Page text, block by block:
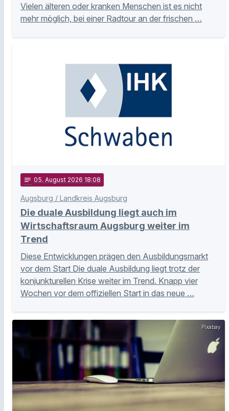
Vielen älteren oder kranken Menschen ist es nicht
mehr möglich, bei einer Radtour an der frischen …
notes 05. August 2026 18:08
Augsburg / Landkreis Augsburg
Die duale Ausbildung liegt auch im
Wirtschaftsraum Augsburg weiter im
Trend
Diese Entwicklungen prägen den Ausbildungsmarkt
vor dem Start Die duale Ausbildung liegt trotz der
konjunkturellen Krise weiter im Trend. Knapp vier
Wochen vor dem offiziellen Start in das neue …
Pixabay